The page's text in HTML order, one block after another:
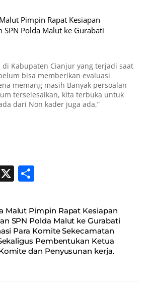
Pimpin Rapat Kesiapan
SPN Polda Malut ke Gurabati
di Kabupaten Cianjur yang terjadi saat
bisa memberikan evaluasi
memang masih Banyak persoalan-
terselesaikan, kita terbuka untuk
dari Non kader juga ada,”
X
ar
e
Malut Pimpin Rapat Kesiapan
SPN Polda Malut ke Gurabati
Para Komite Sekecamatan
Pembentukan Ketua
dan Penyusunan kerja.